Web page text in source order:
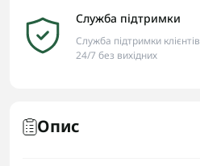
Служба підтримки
Служба підтримки клієнтів
24/7 без вихідних
Опис